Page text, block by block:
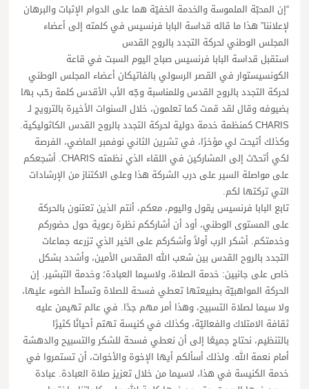
“إن المحبّة الملموسة والخدمة الخفيّة هما على الدوام الإثبات والبرهان
لإعلاننا” هذا ما قاله قداسة البابا فرنسيس في كلمته إلى أعضاء
المجلس الوطني لحركة التجدد بالروح القدس
استقبل قداسة البابا فرنسيس صباح اليوم السبت في قاعة
الكونسيستوار في القصر الرسولي بالفاتيكان أعضاء المجلس الوطني
لحركة التجدد بالروح القدس وللمناسبة وجّه الأب الأقدس كلمة رحّب بها
بضيوفه وقال لقد قمت كما تعلمون، خلال السنوات الأخيرة بالترويج لـ
CHARIS كمنظمة خدمة دولية لحركة التجدد بالروح القدس الكاثوليكية.
وكذلك أتيحت لي مؤخرًا، في تشرين الثاني نوفمبر الماضي، الفرصة
لكي أتحدّث إلى المشاركين في اللقاء الذي نظمته CHARIS. أشجعكم
على مواصلة السير على درب الشركة هذا وعلى الاكتناز من الإرشادات
التي تركتها لكم.
تابع البابا فرنسيس يقول واليوم، معكم، أنتم الذين تعتنون بالحركة
على المستوى الوطني، أود أن أشارككم نظرة رعوية حول حضوركم
وخدمتكم. أشكر الرب أولاً وأشكركم على الخير الذي تزرعه جماعات
التجدد بالروح القدس بين شعب الله المقدس الأمين، وأشدد بشكل
خاص على جانبين: خدمة الصلاة، ولاسيما العبادة؛ وخدمة التبشير. إن
الحركة المواهبيّة بطبيعتها تعطي فسحة للصلاة وتسلّط الضوء عليها،
ولا سيما لصلاة التسبيح، وهذا أمر مهم جدًا. في عالم تهيمن عليه
ثقافة الامتلاك والفعاليّة، وكذلك في كنيسة تهتم أحيانًا كثيرًا
بالتنظيم، نحتاج جميعًا إلى أن نعطي فسحة للشكر والتسبيح والدهشة
أمام نعمة الله. ولذلك أسألكم أيها الإخوة والأخوات، أن تستمروا في
خدمة الكنيسة في هذا، لاسيما من خلال تعزيز صلاة العبادة. عبادة